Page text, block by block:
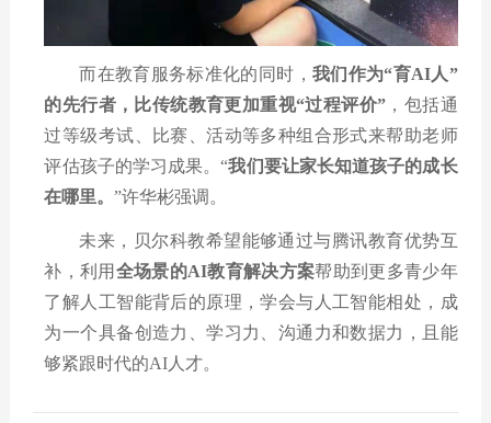
而在教育服务标准化的同时， 我们作为“育AI人”
的先行者，比传统教育更加重视“过程评价”，包括通
过等级考试、比赛、活动等多种组合形式来帮助老师
评估孩子的学习成果。“我们要让家长知道孩子的成长
在哪里。”许华彬强调。
未来，贝尔科教希望能够通过与腾讯教育优势互
补，利用 全场景的AI教育解决方案帮助到更多青少年
了解人工智能背后的原理，学会与人工智能相处，成
为一个具备创造力、学习力、沟通力和数据力，且能
够紧跟时代的AI 人才。